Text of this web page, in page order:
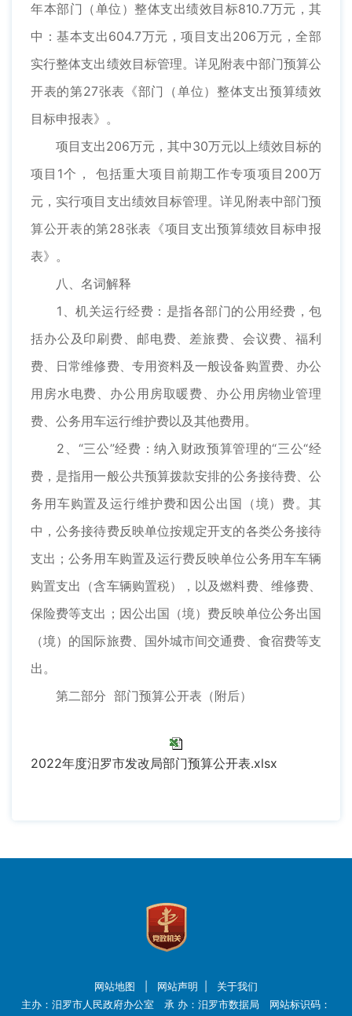
年本部门（单位）整体支出绩效目标810.7万元，其
中：基本支出604.7万元，项目支出206万元，全部
实行整体支出绩效目标管理。详见附表中部门预算公
开表的第27张表《部门（单位）整体支出预算绩效
目标申报表》。
项目支出206万元，其中30万元以上绩效目标的
项目1个， 包括重大项目前期工作专项项目200万
元，实行项目支出绩效目标管理。详见附表中部门预
算公开表的第28张表《项目支出预算绩效目标申报
表》。
八、名词解释
1、机关运行经费：是指各部门的公用经费，包
括办公及印刷费、邮电费、差旅费、会议费、福利
费、日常维修费、专用资料及一般设备购置费、办公
用房水电费、办公用房取暖费、办公用房物业管理
费、公务用车运行维护费以及其他费用。
2、“三公”经费：纳入财政预算管理的“三公“经
费，是指用一般公共预算拨款安排的公务接待费、公
务用车购置及运行维护费和因公出国（境）费。其
中，公务接待费反映单位按规定开支的各类公务接待
支出；公务用车购置及运行费反映单位公务用车车辆
购置支出（含车辆购置税），以及燃料费、维修费、
保险费等支出；因公出国（境）费反映单位公务出国
（境）的国际旅费、国外城市间交通费、食宿费等支
出。
第二部分 部门预算公开表（附后）
2022年度汨罗市发改局部门预算公开表.xlsx
网站地图 网站声明
关于我们
主办：汨罗市人民政府办公室 承 办：汨罗市数据局 网站标识码：